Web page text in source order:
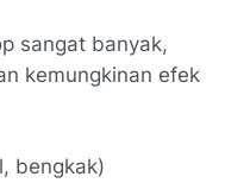
sangat banyak,
kemungkinan efek
bengkak)